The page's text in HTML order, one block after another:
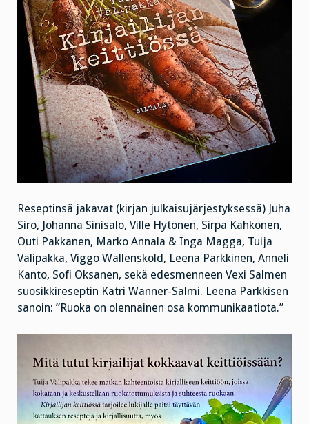
Reseptinsä jakavat (kirjan julkaisujärjestyksessä) Juha
Siro, Johanna Sinisalo, Ville Hytönen, Sirpa Kähkönen,
Outi Pakkanen, Marko Annala & Inga Magga, Tuija
Välipakka, Viggo Wallensköld, Leena Parkkinen, Anneli
Kanto, Sofi Oksanen, sekä edesmenneen Vexi Salmen
suosikkireseptin Katri Wanner-Salmi. Leena Parkkisen
sanoin: ”Ruoka on olennainen osa kommunikaatiota.”